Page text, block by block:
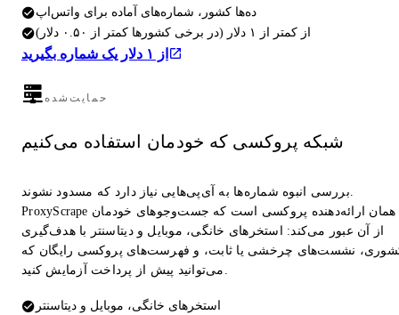
ده‌ها کشور، شماره‌های آماده برای واتس‌اپ
از کمتر از ۱ دلار (در برخی کشورها کمتر از ۰.۵۰ دلار)
از ۱ دلار یک شماره بگیرید
حمایت‌شده
شبکه پروکسی که خودمان استفاده می‌کنیم
بررسی انبوه شماره‌ها به آی‌پی‌هایی نیاز دارد که مسدود نشوند.
ProxyScrape همان ارائه‌دهنده پروکسی است که جست‌وجوهای خودمان
از آن عبور می‌کند: استخرهای خانگی، موبایل و دیتاسنتر با هدف‌گیری
نشست‌های چرخشی یا ثابت، و فهرست‌های پروکسی رایگان که
می‌توانید پیش از پرداخت آزمایش کنید.
استخرهای خانگی، موبایل و دیتاسنتر